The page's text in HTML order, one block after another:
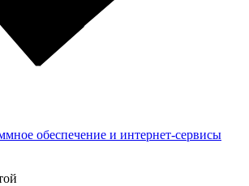
обеспечение и интернет-сервисы